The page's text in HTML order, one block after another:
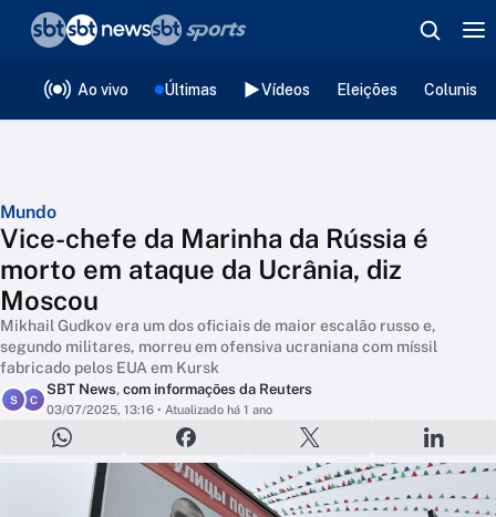
Ao vivo Últimas Vídeos Eleições
Mundo
Vice-chefe da Marinha da Rússia é
morto em ataque da Ucrânia, diz
Moscou
Mikhail Gudkov era um dos oficiais de maior escalão russo e,
segundo militares, morreu em ofensiva ucraniana com míssil
fabricado pelos EUA em Kursk
S C
SBT News, com informações da Reuters
03/07/2025, 13:16 • Atualizado há 1 ano
❮voltar
Editorias